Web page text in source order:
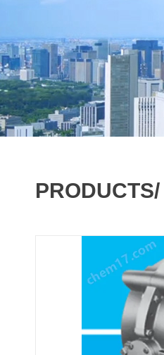
PRODUCTS/